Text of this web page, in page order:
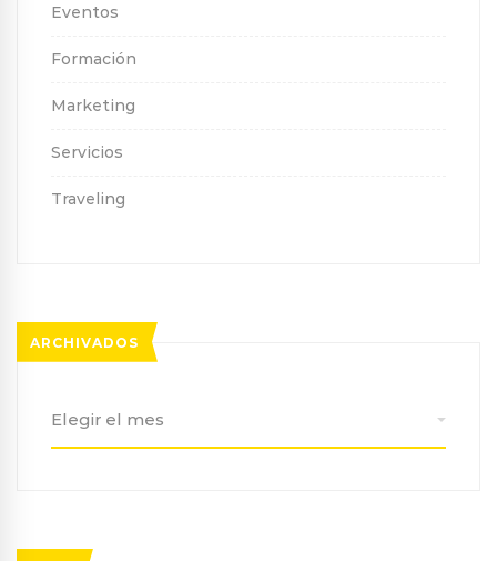
Eventos
Formación
Marketing
Servicios
Traveling
ARCHIVADOS